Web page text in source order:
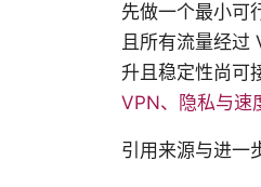
先做一个最小可
且所有流量经过
升且稳定性尚可
VPN、隐私与速
引用来源与进一